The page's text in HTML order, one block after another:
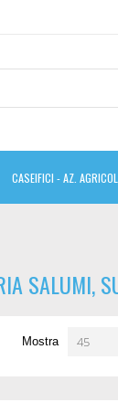
CASEIFICI - AZ.
SALUMI,
Mostra 45